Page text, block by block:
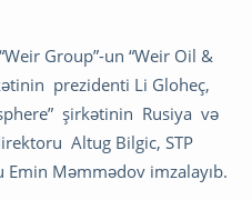
Group”-un “Weir Oil &
prezidenti Li Gloheç,
şirkətinin Rusiya və
Altug Bilgic, STP
Məmmədov imzalayıb.